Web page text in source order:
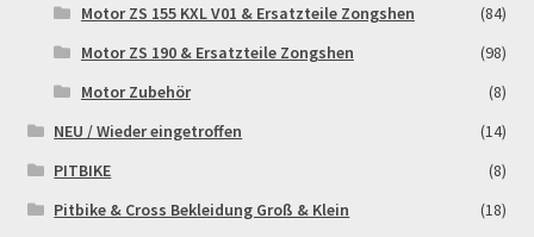
Widerrufsbelehrung & -formular
Zahlungsarten
Motor ZS 155 KXL V01 & Ersatzteile Zongshen
(84)
Motor ZS 190 & Ersatzteile Zongshen
(98)
Motor Zubehör
(8)
NEU / Wieder eingetroffen
(14)
PITBIKE
(8)
Pitbike & Cross Bekleidung Groß & Klein
(18)